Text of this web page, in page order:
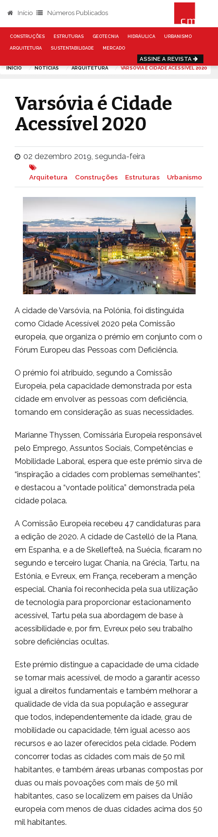
Início Números Publicados
CONSTRUÇÕES ESTRUTURAS GEOTECNIA HIDRÁULICA URBANISMO
ARQUITETURA SUSTENTABILIDADE MERCADO
ASSINE A REVISTA
INÍCIO NOTÍCIAS ARQUITETURA VARSÓVIA É CIDADE ACESSÍVEL 2020
Varsóvia é Cidade
Acessível 2020
02 dezembro 2019, segunda-feira
Arquitetura Construções Estruturas Urbanismo
A cidade de Varsóvia, na Polónia, foi distinguida
como Cidade Acessível 2020 pela Comissão
europeia, que organiza o prémio em conjunto com o
Fórum Europeu das Pessoas com Deficiência.
O prémio foi atribuído, segundo a Comissão
Europeia, pela capacidade demonstrada por esta
cidade em envolver as pessoas com deficiência,
tomando em consideração as suas necessidades.
Marianne Thyssen, Comissária Europeia responsável
pelo Emprego, Assuntos Sociais, Competências e
Mobilidade Laboral, espera que este prémio sirva de
“inspiração a cidades com problemas semelhantes”,
e destacou a “vontade política” demonstrada pela
cidade polaca.
A Comissão Europeia recebeu 47 candidaturas para
a edição de 2020. A cidade de Castelló de la Plana,
em Espanha, e a de Skellefteå, na Suécia, ficaram no
segundo e terceiro lugar. Chania, na Grécia, Tartu, na
Estónia, e Evreux, em França, receberam a menção
especial. Chania foi reconhecida pela sua utilização
de tecnologia para proporcionar estacionamento
acessível, Tartu pela sua abordagem de base à
acessibilidade e, por fim, Evreux pelo seu trabalho
sobre deficiências ocultas.
Este prémio distingue a capacidade de uma cidade
se tornar mais acessível, de modo a garantir acesso
igual a direitos fundamentais e também melhorar a
qualidade de vida da sua população e assegurar
que todos, independentemente da idade, grau de
mobilidade ou capacidade, têm igual acesso aos
recursos e ao lazer oferecidos pela cidade. Podem
concorrer todas as cidades com mais de 50 mil
habitantes, e também áreas urbanas compostas por
duas ou mais povoações com mais de 50 mil
habitantes, caso se localizem em países da União
europeia com menos de duas cidades acima dos 50
mil habitantes.